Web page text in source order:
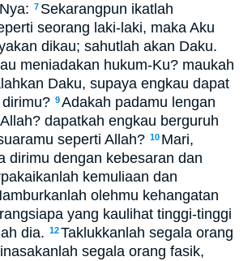
7 Sekarangpun ikatlah
seorang laki-laki, maka Aku
dikau; sahutlah akan Daku.
meniadakan hukum-Ku? maukah
Daku, supaya engkau dapat
9Adakah padamu lengan
dapatkah engkau berguruh
seperti Allah? 10 Mari,
dirimu dengan kebesaran dan
kemuliaan dan
olehmu kehangatan
yang kaulihat tinggi-tinggi
dia. 12Taklukkanlah segala orang
segala orang fasik,